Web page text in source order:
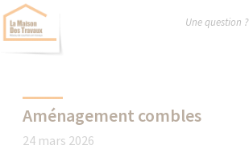
Une question ?
Aménagement combles
24 mars 2026